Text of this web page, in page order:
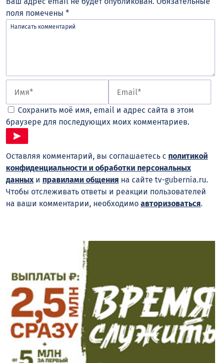
поля помечены *
Сохранить моё имя, email и адрес сайта в этом
браузере для последующих моих комментариев.
Оставляя комментарий, вы соглашаетесь с политикой
конфиденциальности и обработки персональных
данныхи правилами общения на сайте tv-gubernia.ru.
Чтобы отслеживать ответы и реакции пользователей
на ваши комментарии, необходимо авторизоваться.